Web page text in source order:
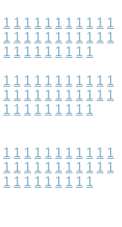
1 1 1 1 1 1 1 1 1 1 1
1 1 1 1 1 1 1 1 1 1 1
1 1 1 1 1 1 1 1 1
1 1 1 1 1 1 1 1 1 1 1
1 1 1 1 1 1 1 1 1 1 1
1 1 1 1 1 1 1 1 1
1 1 1 1 1 1 1 1 1 1 1
1 1 1 1 1 1 1 1 1 1 1
1 1 1 1 1 1 1 1 1